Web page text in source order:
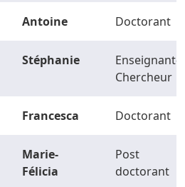
Antoine Doctorant
Stéphanie
Enseignant-
Chercheur
Francesca Doctorant
Marie-
Félicia
Post
doctorant